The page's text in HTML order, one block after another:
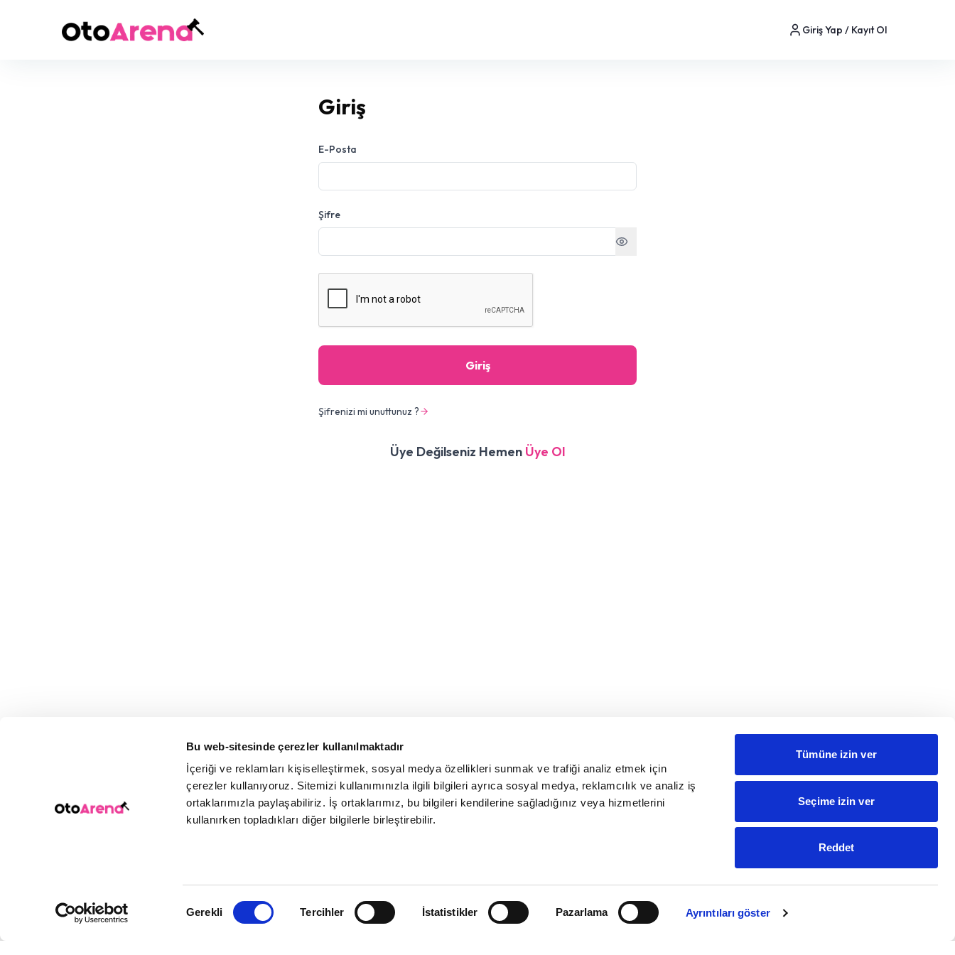
Bu web-sitesinde çerezler kullanılmaktadır
İçeriği ve reklamları kişiselleştirmek, sosyal medya özellikleri sunmak ve trafiği analiz etmek için
çerezler kullanıyoruz. Sitemizi kullanımınızla ilgili bilgileri ayrıca sosyal medya, reklamcılık ve analiz iş
ortaklarımızla paylaşabiliriz. İş ortaklarımız, bu bilgileri kendilerine sağladığınız veya hizmetlerini
kullanırken topladıkları diğer bilgilerle birleştirebilir.
Gerekli Tercihler İstatistikler Pazarlama Ayrıntıları göster
Tümüne izin ver
Seçime izin ver
Reddet
Giriş Yap / Kayıt Ol
Giriş
E-Posta
Şifre
Giriş
Şifrenizi mi unuttunuz ?
Üye Değilseniz Hemen Üye Ol